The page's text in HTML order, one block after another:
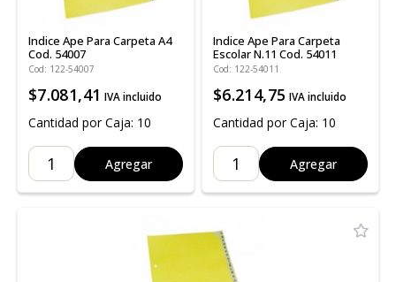
Indice Ape Para Carpeta A4
Cod. 54007
Cod: 122-54007
$7.081,41 IVA incluido
Cantidad por Caja: 10
Agregar
Indice Ape Para Carpeta
Escolar N.11 Cod. 54011
Cod: 122-54011
$6.214,75 IVA incluido
Cantidad por Caja: 10
Agregar